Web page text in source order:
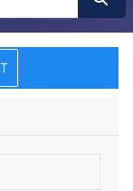
characters for